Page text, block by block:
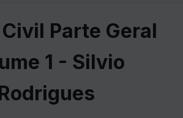
Parte Geral
1 - Silvio